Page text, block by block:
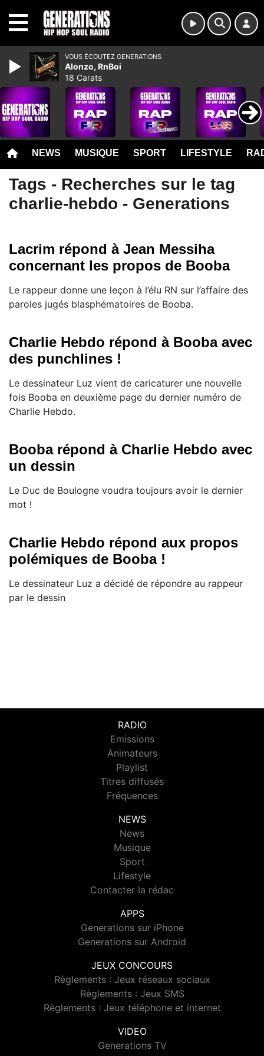
NEWS MUSIQUE SPORT LIFESTYLE
Tags - Recherches sur le tag
charlie-hebdo - Generations
Lacrim répond à Jean Messiha
concernant les propos de Booba
Le rappeur donne une leçon à l’élu RN sur l’affaire des
paroles jugés blasphématoires de Booba.
Charlie Hebdo répond à Booba avec
des punchlines !
Le dessinateur Luz vient de caricaturer une nouvelle
fois Booba en deuxième page du dernier numéro de
Charlie Hebdo.
Booba répond à Charlie Hebdo avec
un dessin
Le Duc de Boulogne voudra toujours avoir le dernier
mot !
Charlie Hebdo répond aux propos
polémiques de Booba !
Le dessinateur Luz a décidé de répondre au rappeur
par le dessin
RADIO
Emissions
Animateurs
Playlist
Titres diffusés
Fréquences
NEWS
News
Musique
Sport
Lifestyle
Contacter la rédac
APPS
Generations sur iPhone
Generations sur Android
JEUX CONCOURS
Règlements : Jeux réseaux sociaux
Règlements : Jeux SMS
Règlements : Jeux téléphone et internet
VIDEO
Generations TV
VOUS ÉCOUTEZ GENERATIONS
Alonzo, RnBoi
18 Carats